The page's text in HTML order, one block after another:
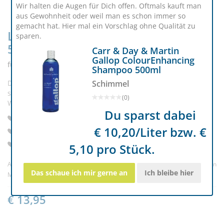
Leovet Milton-Schimmel Shampoo
500 ml
für strahlendes Weiß
Das Pferde-Shampoo für weiße Schmutzfinken: eine
schonendes Schimmel-Shampoo für Fell und Mähne, das das
Weiß wider Weiß werden lässt, schön und schimmernd.
enthält einen hochwirksamen Protein-Komplex
Artikelnr. 3410
Bewertung schreiben
Marke:
Leovet
€ 13,95
Wir halten die Augen für Dich offen. Oftmals kauft man
aus Gewohnheit oder weil man es schon immer so
gemacht hat. Hier mal ein Vorschlag ohne Qualität zu
sparen.
Carr & Day & Martin
Gallop ColourEnhancing
Shampoo 500ml
Schimmel
(0)
Du sparst dabei
€ 10,20/Liter bzw. €
5,10 pro Stück.
Das schaue ich mir gerne an Ich bleibe hier